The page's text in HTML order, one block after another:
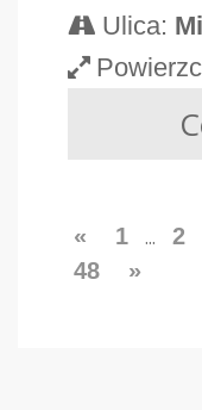
Ulica:
« 1 ... 2
48
»